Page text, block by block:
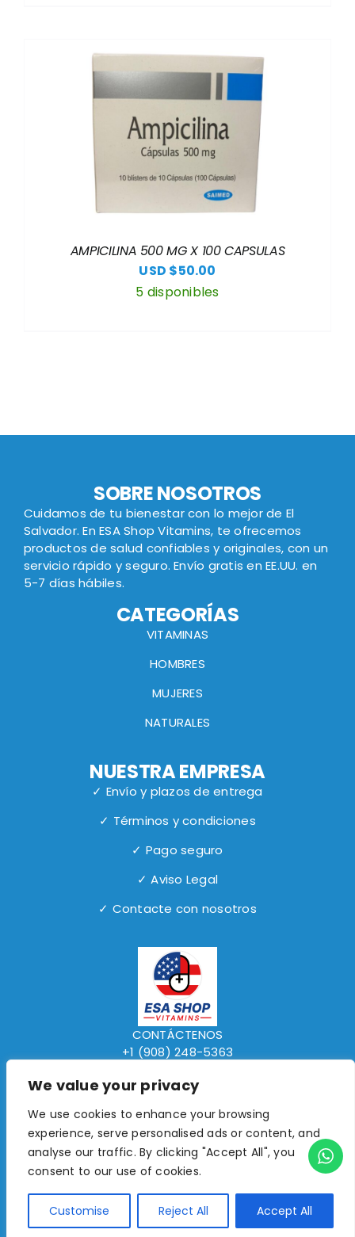
We value your privacy
We use cookies to enhance your browsing
experience, serve personalised ads or content, and
analyse our traffic. By clicking "Accept All", you
consent to our use of cookies.
Customise Reject All Accept All
AMPICILINA 500 MG X 100 CAPSULAS
USD $50.00
5 disponibles
SOBRE NOSOTROS
Cuidamos de tu bienestar con lo mejor de El
Salvador. En ESA Shop Vitamins, te ofrecemos
productos de salud confiables y originales, con un
servicio rápido y seguro. Envío gratis en EE.UU. en
5-7 días hábiles.
CATEGORÍAS
VITAMINAS
HOMBRES
MUJERES
NATURALES
NUESTRA EMPRESA
✓ Envío y plazos de entrega
✓ Términos y condiciones
✓ Pago seguro
✓ Aviso Legal
✓ Contacte con nosotros
CONTÁCTENOS
+1 (908) 248-5363
©2018- 2026 ESA Shop Vitamins. All Rights
Reserved.